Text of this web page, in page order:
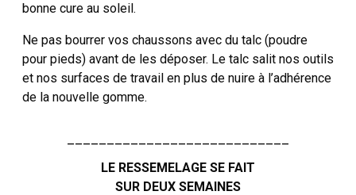
bonne cure au soleil.
Ne pas bourrer vos chaussons avec du talc (poudre
pour pieds) avant de les déposer. Le talc salit nos outils
et nos surfaces de travail en plus de nuire à l’adhérence
de la nouvelle gomme.
LE RESSEMELAGE SE FAIT
SUR DEUX SEMAINES